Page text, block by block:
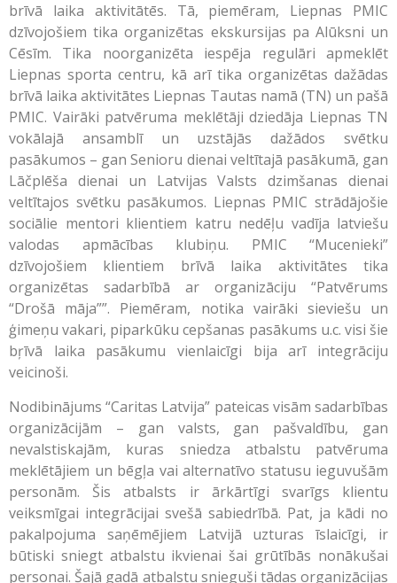
brīvā laika aktivitātēs. Tā, piemēram, Liepnas PMIC
dzīvojošiem tika organizētas ekskursijas pa Alūksni un
Cēsīm. Tika noorganizēta iespēja regulāri apmeklēt
Liepnas sporta centru, kā arī tika organizētas dažādas
brīvā laika aktivitātes Liepnas Tautas namā (TN) un pašā
PMIC. Vairāki patvēruma meklētāji dziedāja Liepnas TN
vokālajā ansamblī un uzstājās dažādos svētku
pasākumos – gan Senioru dienai veltītajā pasākumā, gan
Lāčplēša dienai un Latvijas Valsts dzimšanas dienai
veltītajos svētku pasākumos. Liepnas PMIC strādājošie
sociālie mentori klientiem katru nedēļu vadīja latviešu
valodas apmācības klubiņu. PMIC “Mucenieki”
dzīvojošiem klientiem brīvā laika aktivitātes tika
organizētas sadarbībā ar organizāciju “Patvērums
“Drošā māja””. Piemēram, notika vairāki sieviešu un
ģimeņu vakari, piparkūku cepšanas pasākums u.c. visi šie
bŗīvā laika pasākumu vienlaicīgi bija arī integrāciju
veicinoši.
Nodibinājums “Caritas Latvija” pateicas visām sadarbības
organizācijām – gan valsts, gan pašvaldību, gan
nevalstiskajām, kuras sniedza atbalstu patvēruma
meklētājiem un bēgļa vai alternatīvo statusu ieguvušām
personām. Šis atbalsts ir ārkārtīgi svarīgs klientu
veiksmīgai integrācijai svešā sabiedrībā. Pat, ja kādi no
pakalpojuma saņēmējiem Latvijā uzturas īslaicīgi, ir
būtiski sniegt atbalstu ikvienai šai grūtībās nonākušai
personai. Šajā gadā atbalstu snieguši tādas organizācijas